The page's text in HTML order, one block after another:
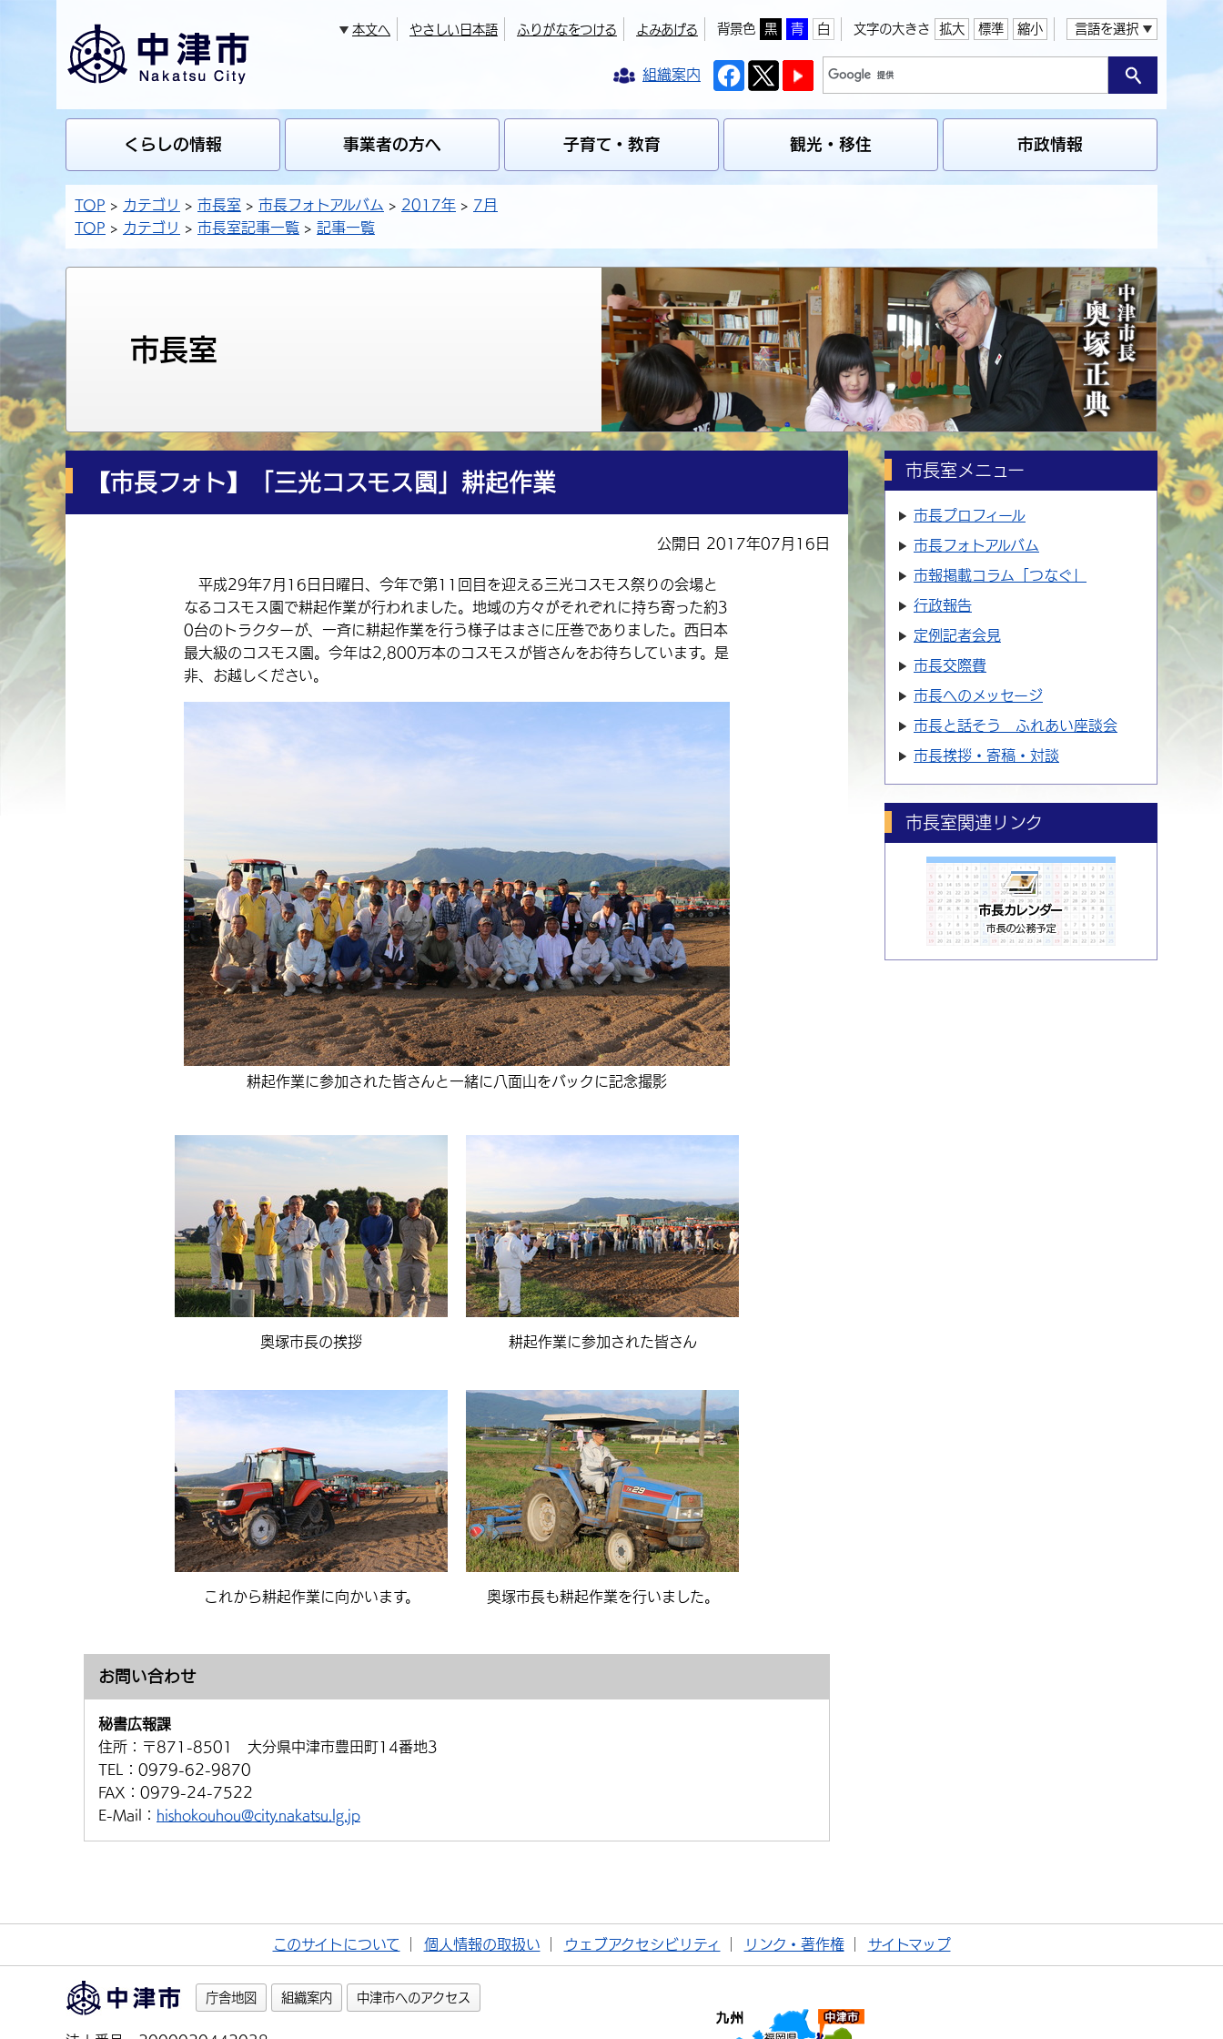
本文へ やさしい日本語 ふりがなをつける よみあげる 背景色 黒 青 白 文字の大きさ 拡大 標準 縮小 言語を選択
組織案内
くらしの情報 事業者の方へ 子育て・教育 観光・移住 市政情報
TOP カテゴリ 市長室 市長フォトアルバム 2017年
7月
TOP
カテゴリ 市長室記事一覧 記事一覧
市長室
【市長フォト】「三光コスモス園」耕起作業
公開日 2017年07月16日
平成29年7月16日日曜日、今年で第11回目を迎える三光コスモス祭りの会場と
なるコスモス園で耕起作業が行われました。地域の方々がそれぞれに持ち寄った約3
0台のトラクターが、一斉に耕起作業を行う様子はまさに圧巻でありました。西日本
最大級のコスモス園。今年は2,800万本のコスモスが皆さんをお待ちしています。是
非、お越しください。
耕起作業に参加された皆さんと一緒に八面山をバックに記念撮影
奥塚市長の挨拶 耕起作業に参加された皆さん
これから耕起作業に向かいます。 奥塚市長も耕起作業を行いました。
お問い合わせ
秘書広報課
住所： 〒871-8501 大分県中津市豊田町14番地3
TEL： 0979-62-9870
FAX： 0979-24-7522
E-Mail： hishokouhou@city.nakatsu.lg.jp
市長室メニュー
市長プロフィール
市長フォトアルバム
市報掲載コラム「つなぐ」
行政報告
定例記者会見
市長交際費
市長へのメッセージ
市長と話そう ふれあい座談会
市長挨拶・寄稿・対談
市長室関連リンク
このサイトについて 個人情報の取扱い ウェブアクセシビリティ リンク・著作権 サイトマップ
庁舎地図 組織案内 中津市へのアクセス